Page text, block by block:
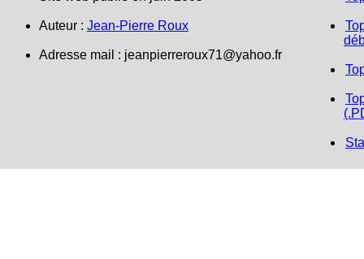
Auteur : Jean-Pierre Roux
Adresse mail : jeanpierreroux71@yahoo.fr